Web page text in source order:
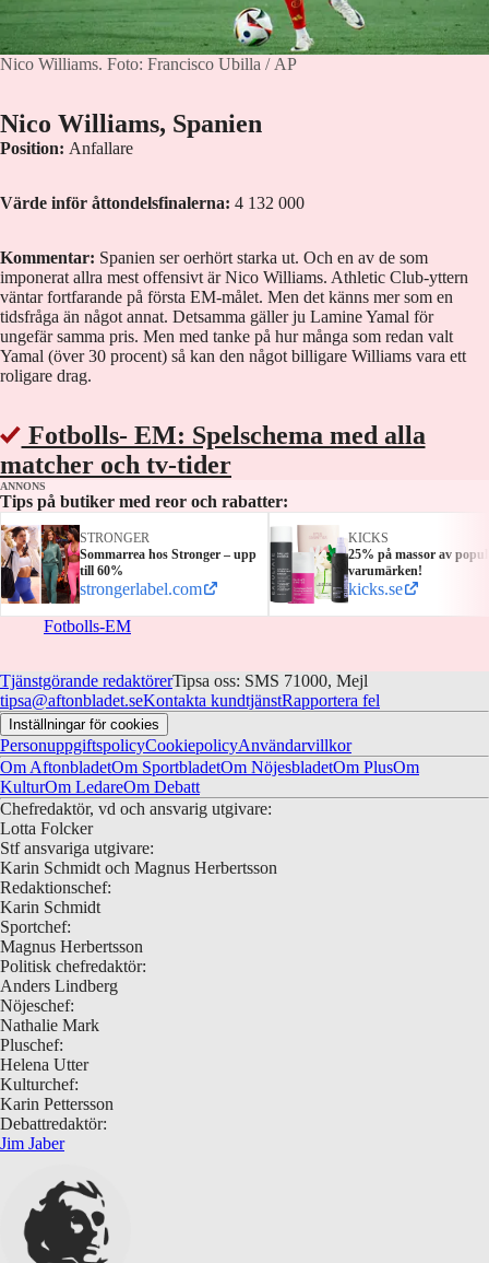
Nico Williams. Foto: Francisco Ubilla / AP
Nico Williams, Spanien
Position: Anfallare
Värde inför åttondelsfinalerna: 4 132 000
Kommentar: Spanien ser oerhört starka ut. Och en av de som
imponerat allra mest offensivt är Nico Williams. Athletic Club-yttern
väntar fortfarande på första EM-målet. Men det känns mer som en
tidsfråga än något annat. Detsamma gäller ju Lamine Yamal för
ungefär samma pris. Men med tanke på hur många som redan valt
Yamal (över 30 procent) så kan den något billigare Williams vara ett
roligare drag.
Fotbolls- EM: Spelschema med alla
matcher och tv-tider
ANNONS
Tips på butiker med reor och rabatter:
STRONGER
Sommarrea hos Stronger – upp
till 60%
strongerlabel.com
KICKS
25% på massor av
varumärken!
kicks.se
Fotbolls-EM
Tjänstgörande redaktörerTipsa oss: SMS 71000, Mejl
tipsa@aftonbladet.seKontakta kundtjänstRapportera fel
Inställningar för cookies
PersonuppgiftspolicyCookiepolicyAnvändarvillkor
Om AftonbladetOm SportbladetOm NöjesbladetOm PlusOm
KulturOm LedareOm Debatt
Chefredaktör, vd och ansvarig utgivare:
Lotta Folcker
Stf ansvariga utgivare:
Karin Schmidt och Magnus Herbertsson
Redaktionschef:
Karin Schmidt
Sportchef:
Magnus Herbertsson
Politisk chefredaktör:
Anders Lindberg
Nöjeschef:
Nathalie Mark
Pluschef:
Helena Utter
Kulturchef:
Karin Pettersson
Debattredaktör:
Jim Jaber